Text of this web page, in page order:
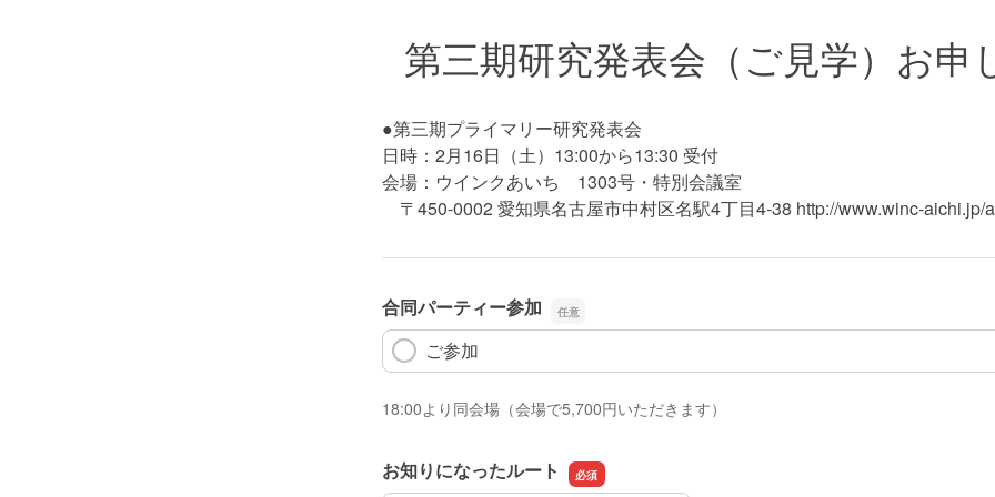
第三期研究発表会（ご見学）お申
●第三期プライマリー研究発表会
日時：2月16日（土）13:00から13:30 受付
会場：ウインクあいち 1303号・特別会議室
〒450-0002 愛知県名古屋市中村区名駅4丁目4-38 http://www.winc-aichi.jp/
合同パーティー参加
ご参加
18:00より同会場（会場で5,700円いただきます）
お知りになったルート